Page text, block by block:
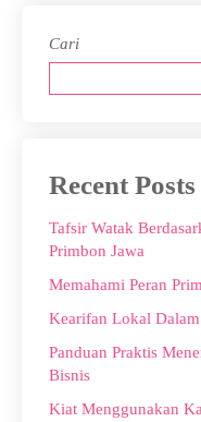
Cari
Recent Posts
Tafsir Watak
Primbon Jawa
Memahami Peran
Kearifan Lokal
Panduan Praktis
Bisnis
Kiat Menggunakan